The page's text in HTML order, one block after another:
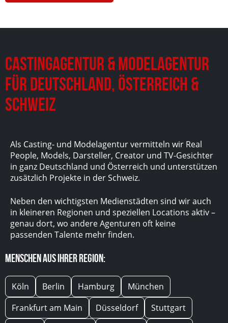
Castingagentur & Modelagentur
für Deutschland, Österreich &
Schweiz
Als Casting- und Modelagentur vermitteln wir Real
People, Models, Darsteller, Creator und TV-Gesichter
in ganz Deutschland und Österreich und unterstützen
zusätzlich Projekte in der Schweiz.
Neben den wichtigsten Medienstädten sind wir auch
in kleineren Regionen und speziellen Locations aktiv –
genau dort, wo andere Agenturen oft keine
passenden Talente mehr finden.
Menschen aus Ihrer Region:
Köln Berlin Hamburg
München
Frankfurt am Main
Düsseldorf
Stuttgart